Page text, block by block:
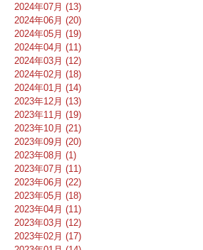
2024年07月 (13)
2024年06月 (20)
2024年05月 (19)
2024年04月 (11)
2024年03月 (12)
2024年02月 (18)
2024年01月 (14)
2023年12月 (13)
2023年11月 (19)
2023年10月 (21)
2023年09月 (20)
2023年08月 (1)
2023年07月 (11)
2023年06月 (22)
2023年05月 (18)
2023年04月 (11)
2023年03月 (12)
2023年02月 (17)